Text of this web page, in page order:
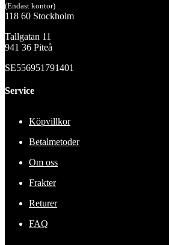
(Endast kontor)
118 60 Stockholm
Tallgatan 11
941 36 Piteå
SE556951791401
Service
Köpvillkor
Betalmetoder
Om oss
Frakter
Returer
FAQ